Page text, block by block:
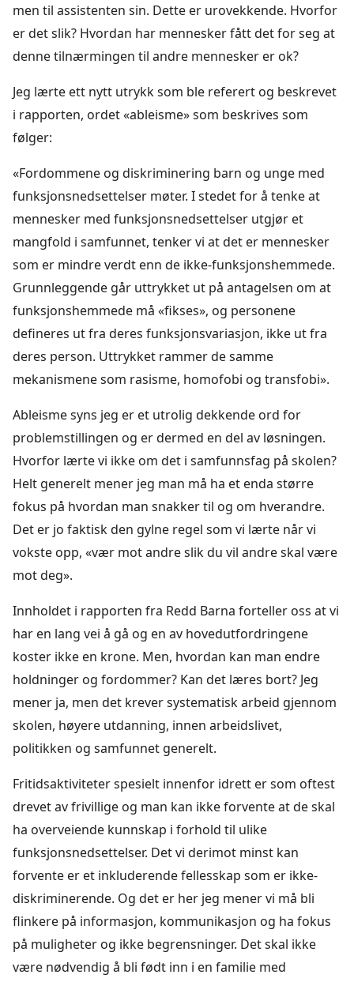
men til assistenten sin. Dette er urovekkende. Hvorfor
er det slik? Hvordan har mennesker fått det for seg at
denne tilnærmingen til andre mennesker er ok?
Jeg lærte ett nytt utrykk som ble referert og beskrevet
i rapporten, ordet «ableisme» som beskrives som
følger:
«Fordommene og diskriminering barn og unge med
funksjonsnedsettelser møter. I stedet for å tenke at
mennesker med funksjonsnedsettelser utgjør et
mangfold i samfunnet, tenker vi at det er mennesker
som er mindre verdt enn de ikke-funksjonshemmede.
Grunnleggende går uttrykket ut på antagelsen om at
funksjonshemmede må «fikses», og personene
defineres ut fra deres funksjonsvariasjon, ikke ut fra
deres person. Uttrykket rammer de samme
mekanismene som rasisme, homofobi og transfobi».
Ableisme syns jeg er et utrolig dekkende ord for
problemstillingen og er dermed en del av løsningen.
Hvorfor lærte vi ikke om det i samfunnsfag på skolen?
Helt generelt mener jeg man må ha et enda større
fokus på hvordan man snakker til og om hverandre.
Det er jo faktisk den gylne regel som vi lærte når vi
vokste opp, «vær mot andre slik du vil andre skal være
mot deg».
Innholdet i rapporten fra Redd Barna forteller oss at vi
har en lang vei å gå og en av hovedutfordringene
koster ikke en krone. Men, hvordan kan man endre
holdninger og fordommer? Kan det læres bort? Jeg
mener ja, men det krever systematisk arbeid gjennom
skolen, høyere utdanning, innen arbeidslivet,
politikken og samfunnet generelt.
Fritidsaktiviteter spesielt innenfor idrett er som oftest
drevet av frivillige og man kan ikke forvente at de skal
ha overveiende kunnskap i forhold til ulike
funksjonsnedsettelser. Det vi derimot minst kan
forvente er et inkluderende fellesskap som er ikke-
diskriminerende. Og det er her jeg mener vi må bli
flinkere på informasjon, kommunikasjon og ha fokus
på muligheter og ikke begrensninger. Det skal ikke
være nødvendig å bli født inn i en familie med